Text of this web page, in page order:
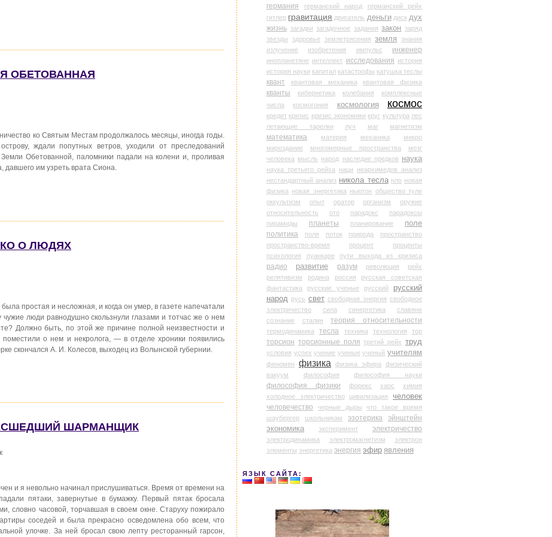
ОБЕТОВАННАЯ
ко Святым Местам продолжалось месяцы, иногда годы.
ждали попутных ветров, уходили от преследований
Обетованной, паломники падали на колени и, проливая
давшего им узреть врата Сиона.
О ЛЮДЯХ
простая и несложная, и когда он умер, в газете напечатали
люди равнодушно скользнули глазами и тотчас же о нем
Должно быть, по этой же причине полной неизвестности и
поместили о нем и некролога, — в отделе хроники появились
скончался А. И. Колесов, выходец из Волынской губернии.
ШАРМАНЩИК
и я невольно начинал прислушиваться. Время от времени на
пятаки, завернутые в бумажку. Первый пятак бросала
словно часовой, торчавшая в своем окне. Старуху пожирало
соседей и была прекрасно осведомлена обо всем, что
улочке. За ней бросал свою лепту ресторанный гарсон,
германия
германский народ
германский рейх
гитлер гравитация двигатель деньги диск дух
жизнь загадки загадочное задания закон заряд
звезды
здоровье землетрясения земля
знания
излучение
изобретения импульс инженер
инопланетяне интеллект исследования история
история науки капитал катастрофы катушка теслы
квант квантовая механика квантовая физика
кванты кибернетика колебания
комплексные
числа
космогония космология космос
кредит кризис кризис экономики круг культура лес
летающие тарелки
луч маг магнетизм
математика материя механика
микро
мироздание
многомерные пространства
мозг
человека мысль народ наследие предков наука
наука третьего рейха наци
неархимедов анализ
нестандартный анализ никола тесла нло новая
физика новая энергетика ньютон общество туле
оккультизм
опыт оратор организм
оружие
относительность
ото парадокс
парадоксы
пирамиды
планеты планирование
поле
политика
поля поток природа
пространство
пространство-время
процент
проценты
психология
пуанкаре пути выхода из кризиса
радио развитие разум революция
рейх
релятивизм
родина россия
русская советская
фантастика
русские ученые русский
русский
народ русь свет свободная энергия свободное
электричество
сила синергетика
славяне
сознание
сталин теория относительности
термодинамика тесла техника технология тор
торсион торсионные поля третий рейх труд
условия успех учение ученые ученый учителям
феномен физика физика эфира
физический
вакуум
философия философия науки
философия физики форекс хаос
химия
холодное электричество
цивилизация человек
человечество черные дыры
что такое время
шаубергер
школьникам эзотерика
эйнштейн
экономика
эксперимент электричество
электродинамика электромагнетизм
электрон
элементы энергетика энергия эфир явления
ЯЗЫК САЙТА: